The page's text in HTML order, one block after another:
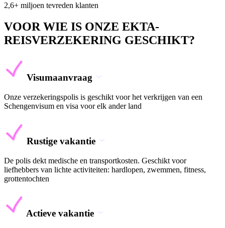
2,6+ miljoen tevreden klanten
VOOR WIE IS ONZE EKTA-
REISVERZEKERING GESCHIKT?
Visumaanvraag
Onze verzekeringspolis is geschikt voor het verkrijgen van een
Schengenvisum en visa voor elk ander land
Rustige vakantie
De polis dekt medische en transportkosten. Geschikt voor
liefhebbers van lichte activiteiten: hardlopen, zwemmen, fitness,
grottentochten
Actieve vakantie